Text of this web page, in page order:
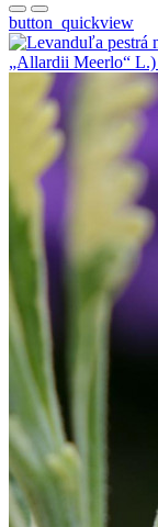
button_quickview